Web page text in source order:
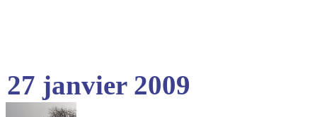
27 janvier 2009